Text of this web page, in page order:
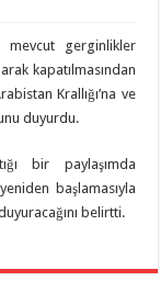
mevcut gerginlikler
kapatılmasından
Krallığı’na ve
duyurdu.
bir paylaşımda
başlamasıyla
belirtti.